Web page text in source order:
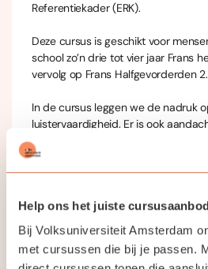
Help ons het juiste
Bij Volksuniversiteit Amsterdam
met cursussen die bij je passen.
Referentiekader (ERK).
Deze cursus is geschikt voor
school zo’n drie tot vier jaar Frans
vervolg op Frans Halfgevorderden 2.
In de cursus leggen we de nadruk
luistervaardigheid. Er is ook
schrijfvaardigheid. We starten met
boek
je aanmeldt eerst de instaptoets
https://voyagesnieuw.nl/voyages-